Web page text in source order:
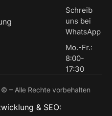
Schreib
uns bei
WhatsApp
Mo.-Fr.:
8:00-
17:30
– Alle Rechte vorbehalten
& SEO: